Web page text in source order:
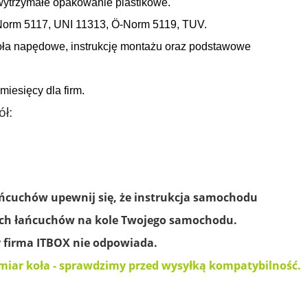
5117, UNI 11313, Ö-Norm 5119, TUV.
napędowe, instrukcję montażu oraz podstawowe
dla firm.
upewnij się, że instrukcja samochodu
na kole Twojego samochodu.
ITBOX nie odpowiada.
koła - sprawdzimy przed wysyłką kompatybilność.